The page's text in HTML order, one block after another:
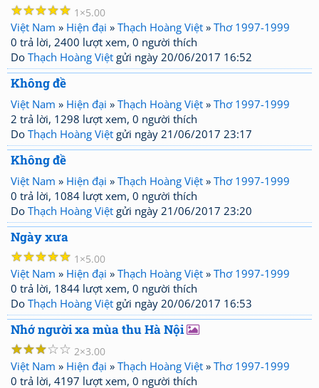
☆
☆
☆
☆
☆ 1 5.00
Việt Nam » Hiện đại » Thạch Hoàng Việt » Thơ 1997-1999
0 trả lời, 2400 lượt xem, 0 người thích
Do Thạch Hoàng Việt gửi ngày 20/06/2017 16:52
Không đề
Việt Nam » Hiện đại » Thạch Hoàng Việt » Thơ 1997-1999
2 trả lời, 1298 lượt xem, 0 người thích
Do Thạch Hoàng Việt gửi ngày 21/06/2017 23:17
Không đề
Việt Nam » Hiện đại » Thạch Hoàng Việt » Thơ 1997-1999
0 trả lời, 1084 lượt xem, 0 người thích
Do Thạch Hoàng Việt gửi ngày 21/06/2017 23:20
Ngày xưa
☆
☆
☆
☆
☆ 1 5.00
Việt Nam » Hiện đại » Thạch Hoàng Việt » Thơ 1997-1999
0 trả lời, 1844 lượt xem, 0 người thích
Do Thạch Hoàng Việt gửi ngày 20/06/2017 16:53
Nhớ người xa mùa thu Hà Nội
☆
☆
☆
☆
☆ 2 3.00
Việt Nam » Hiện đại » Thạch Hoàng Việt » Thơ 1997-1999
0 trả lời, 4197 lượt xem, 0 người thích